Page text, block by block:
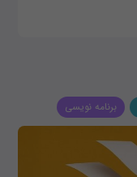
برنامه نویسی